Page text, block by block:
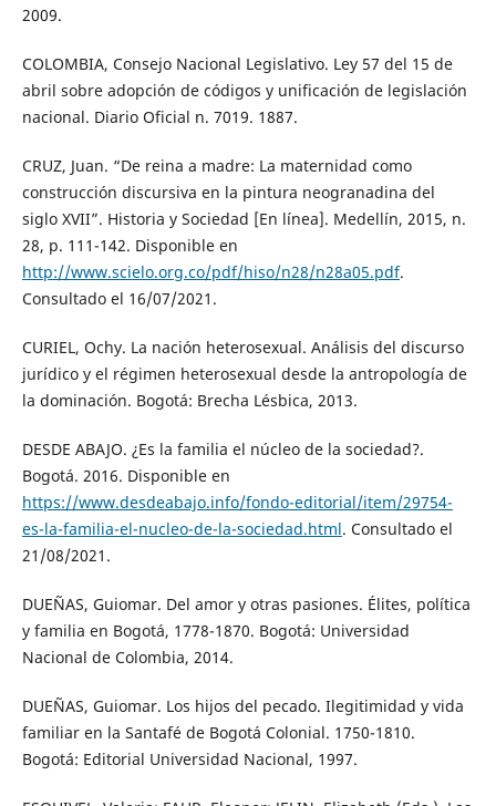
2009.
COLOMBIA, Consejo Nacional Legislativo. Ley 57 del 15 de
abril sobre adopción de códigos y unificación de legislación
nacional. Diario Oficial n. 7019. 1887.
CRUZ, Juan. “De reina a madre: La maternidad como
construcción discursiva en la pintura neogranadina del
siglo XVII”. Historia y Sociedad [En línea]. Medellín, 2015, n.
28, p. 111-142. Disponible en
http://www.scielo.org.co/pdf/hiso/n28/n28a05.pdf.
Consultado el 16/07/2021.
CURIEL, Ochy. La nación heterosexual. Análisis del discurso
jurídico y el régimen heterosexual desde la antropología de
la dominación. Bogotá: Brecha Lésbica, 2013.
DESDE ABAJO. ¿Es la familia el núcleo de la sociedad?.
Bogotá. 2016. Disponible en
https://www.desdeabajo.info/fondo-editorial/item/29754-
es-la-familia-el-nucleo-de-la-sociedad.html. Consultado el
21/08/2021.
DUEÑAS, Guiomar. Del amor y otras pasiones. Élites, política
y familia en Bogotá, 1778-1870. Bogotá: Universidad
Nacional de Colombia, 2014.
DUEÑAS, Guiomar. Los hijos del pecado. Ilegitimidad y vida
familiar en la Santafé de Bogotá Colonial. 1750-1810.
Bogotá: Editorial Universidad Nacional, 1997.